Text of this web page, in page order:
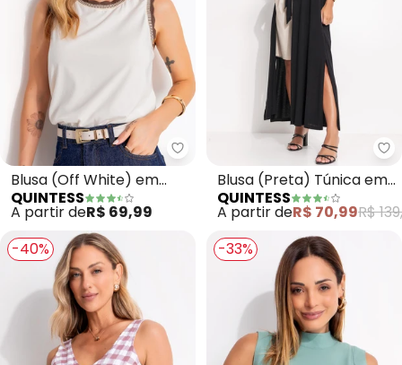
Quintess - Blusa (Off White)
Blusa (Off White) em
Malha de Algodão
QUINTESS
A partir deR$ 69,99
Blusa (Preta) Túnica em
Malha Crepe
QUINTESS
A partir deR$ 70,99R$
-40%
-33%